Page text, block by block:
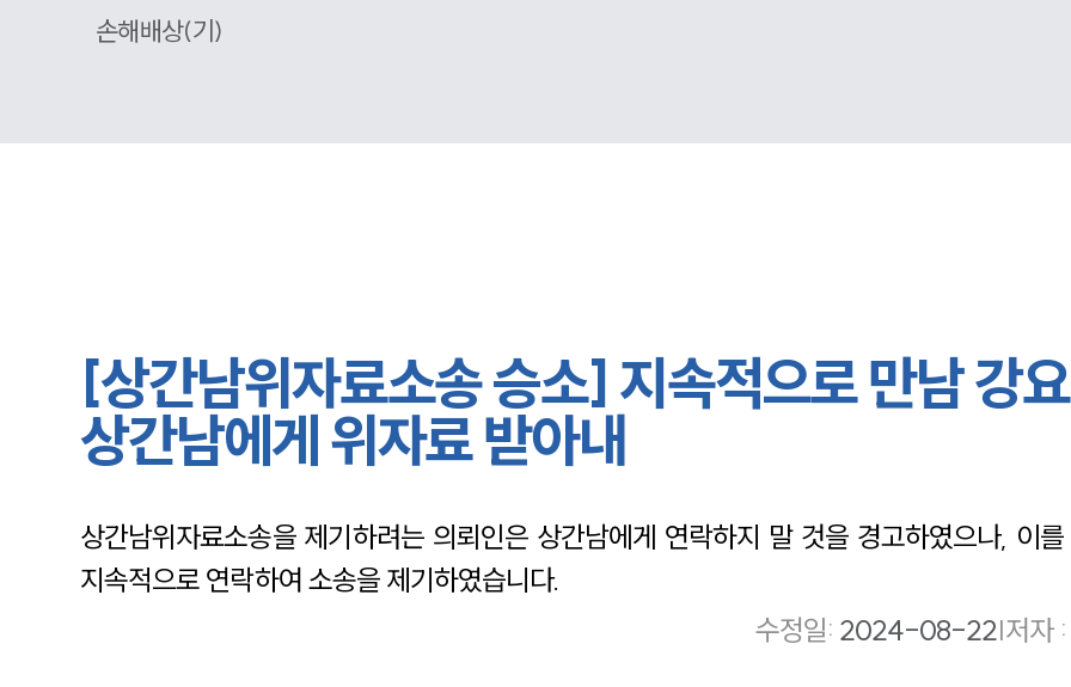
손해배상(기)
[상간남위자료소송 승소] 지속적으로 만남 강
상간남에게 위자료 받아내
상간남위자료소송을 제기하려는 의뢰인은 상간남에게 연락하지 말 것을 경고하였으나, 이
지속적으로 연락하여 소송을 제기하였습니다.
수정일: 2024-08-22|저자 :